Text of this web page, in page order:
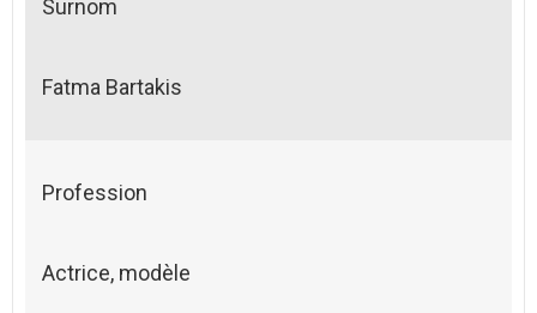
Surnom
Fatma Bartakis
Profession
Actrice, modèle